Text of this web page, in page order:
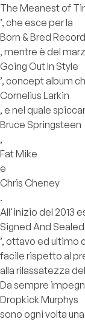
The Meanest of
’, che esce per la
Born & Bred
, mentre è del
Going Out In Style
’, concept album
Cornelius Larkin
, e nel quale
Bruce Springsteen
,
Fat Mike
e
Chris Cheney
.
All'inizio del 2013
Signed And
’, ottavo ed ultimo
facile rispetto al
alla rilassatezza
Da sempre
Dropkick Murphys
sono ogni volta